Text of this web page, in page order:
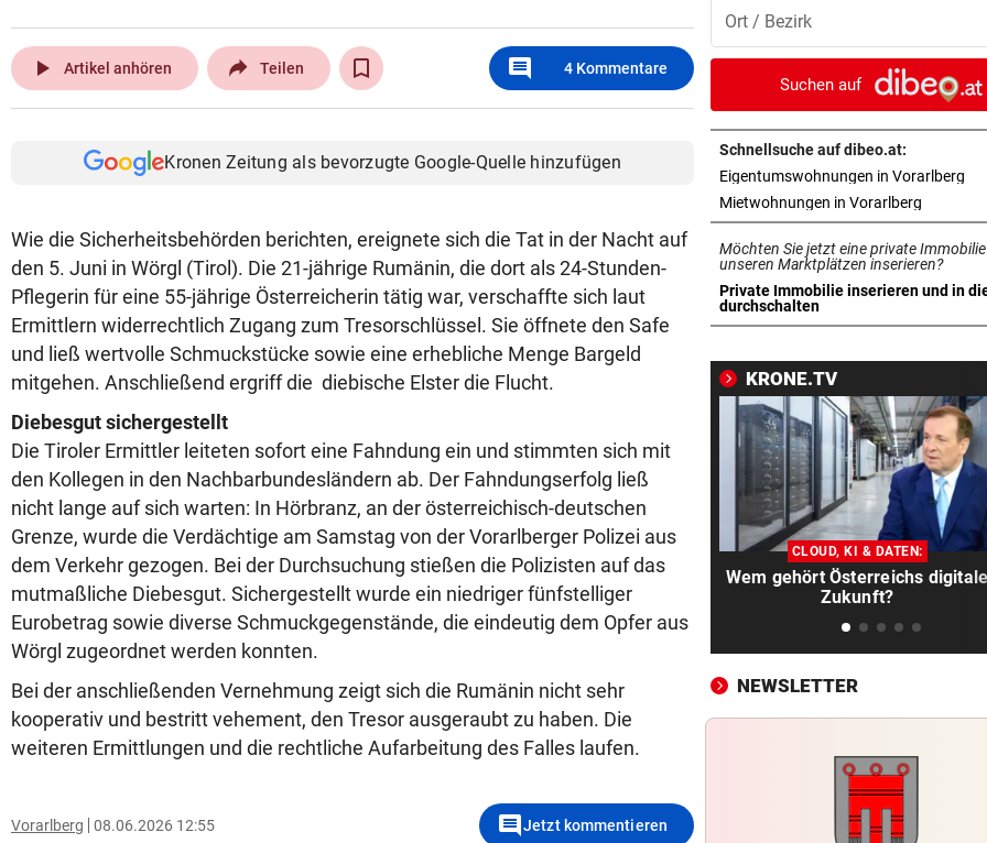
play_arrow Artikel anhören Teilen comment 4 Kommentare
Kronen Zeitung als bevorzugte Google-Quelle hinzufügen
Wie die Sicherheitsbehörden berichten, ereignete sich die Tat in der Nacht auf
den 5. Juni in Wörgl (Tirol). Die 21-jährige Rumänin, die dort als 24-Stunden-
Pflegerin für eine 55-jährige Österreicherin tätig war, verschaffte sich laut
Ermittlern widerrechtlich Zugang zum Tresorschlüssel. Sie öffnete den Safe
und ließ wertvolle Schmuckstücke sowie eine erhebliche Menge Bargeld
mitgehen. Anschließend ergriff die diebische Elster die Flucht.
Diebesgut sichergestellt
Die Tiroler Ermittler leiteten sofort eine Fahndung ein und stimmten sich mit
den Kollegen in den Nachbarbundesländern ab. Der Fahndungserfolg ließ
nicht lange auf sich warten: In Hörbranz, an der österreichisch-deutschen
Grenze, wurde die Verdächtige am Samstag von der Vorarlberger Polizei aus
dem Verkehr gezogen. Bei der Durchsuchung stießen die Polizisten auf das
mutmaßliche Diebesgut. Sichergestellt wurde ein niedriger fünfstelliger
Eurobetrag sowie diverse Schmuckgegenstände, die eindeutig dem Opfer aus
Wörgl zugeordnet werden konnten.
Bei der anschließenden Vernehmung zeigt sich die Rumänin nicht sehr
kooperativ und bestritt vehement, den Tresor ausgeraubt zu haben. Die
weiteren Ermittlungen und die rechtliche Aufarbeitung des Falles laufen.
Vorarlberg 08.06.2026 12:55 commentJetzt kommentieren
WEGEN TROCKENHEIT
Feldkirch: Feuerverbot
Waldbrandgefahr
Neue Pfandstationen helfen
Umwelt und Menschen
„TEAM VORARLBERG“ TOP vor
Tobi Nolde fliegt auf
ins Gelbe Trikot
BILYK UND HERBURGER vor
Sommercup in Hard
MUSS INS GEFÄNGNIS vor
Russe importierte kiloweise
Cannabis aus den USA
TALENTE ÜBERZEUGEN vor
Stuttgarts Sportboss
von Ländle-Duo
AUF ERFOLGSKURS
Doppelmayr zog
Guatemala an Land
Datenklau: So stahlen die
31.000 Datensätze
EIN BEACH-MÄRCHEN
Suchen auf
Schnellsuche auf dibeo.at:
Eigentumswohnungen in Vorarlberg
Mietwohnungen in Vorarlberg
Möchten Sie jetzt eine private
unseren Marktplätzen inserieren?
Private Immobilie inserieren und in
durchschalten
in neuem Tab öffnen
KRONE.TV
CLOUD, KI & DATEN:
Wem gehört Österreichs
Zukunft?
NEWSLETTER